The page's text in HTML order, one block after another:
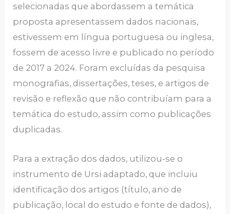
selecionadas que abordassem a temática
proposta apresentassem dados nacionais,
estivessem em língua portuguesa ou inglesa,
fossem de acesso livre e publicado no período
de 2017 a 2024. Foram excluídas da pesquisa
monografias, dissertações, teses, e artigos de
revisão e reflexão que não contribuíam para a
temática do estudo, assim como publicações
duplicadas.
Para a extração dos dados, utilizou-se o
instrumento de Ursi adaptado, que incluiu
identificação dos artigos (título, ano de
publicação, local do estudo e fonte de dados),